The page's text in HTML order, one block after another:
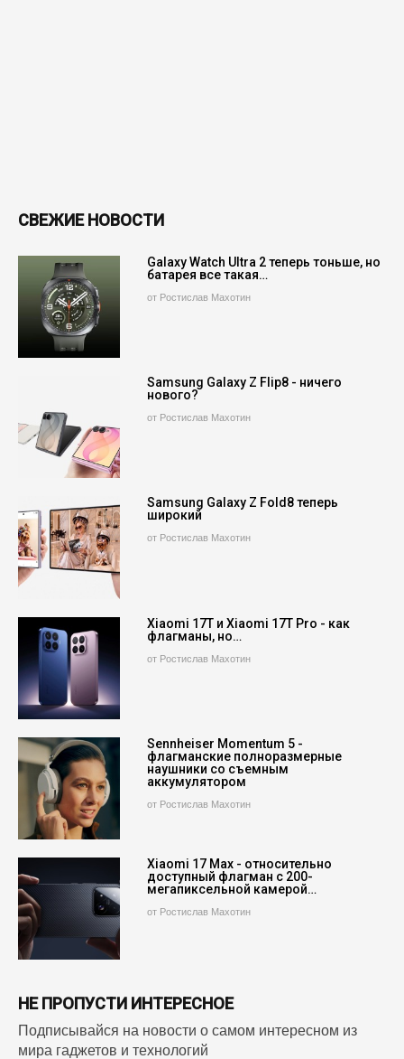
СВЕЖИЕ НОВОСТИ
Galaxy Watch Ultra 2 теперь тоньше, но
батарея все такая…
от Ростислав Махотин
Samsung Galaxy Z Flip8 - ничего
нового?
от Ростислав Махотин
Samsung Galaxy Z Fold8 теперь
широкий
от Ростислав Махотин
Xiaomi 17T и Xiaomi 17T Pro - как
флагманы, но…
от Ростислав Махотин
Sennheiser Momentum 5 -
флагманские полноразмерные
наушники со съемным
аккумулятором
от Ростислав Махотин
Xiaomi 17 Max - относительно
доступный флагман с 200-
мегапиксельной камерой…
от Ростислав Махотин
НЕ ПРОПУСТИ ИНТЕРЕСНОЕ
Подписывайся на новости о самом интересном из
мира гаджетов и технологий